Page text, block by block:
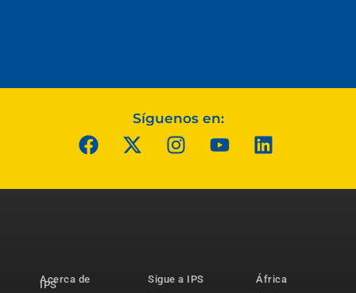
Síguenos en:
Acerca de
IPS
Sigue a IPS
África